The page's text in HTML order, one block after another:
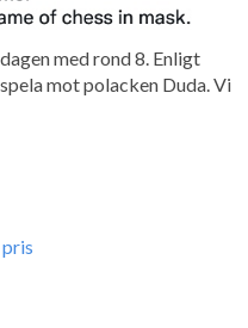
med rond 8. Enligt
mot polacken Duda. Vi